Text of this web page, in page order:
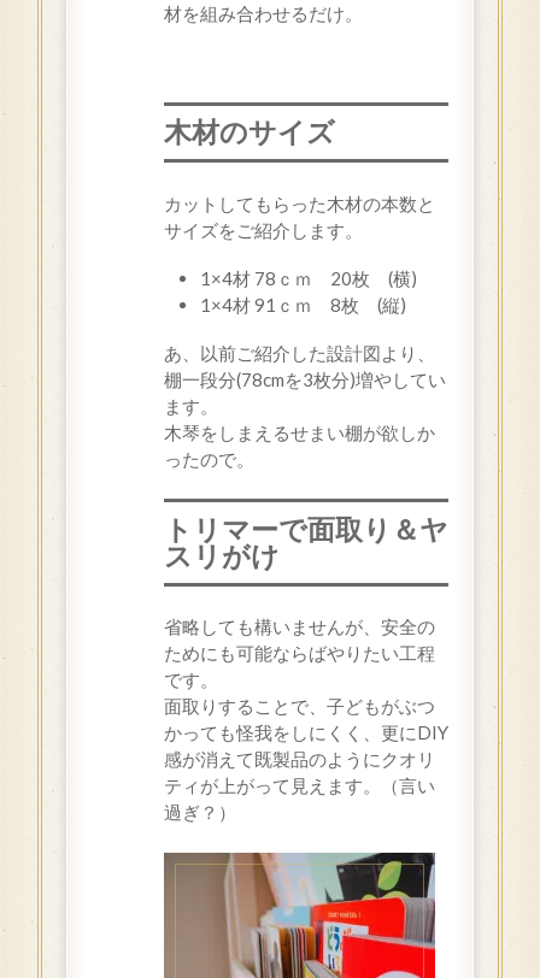
材を組み合わせるだけ。
木材のサイズ
カットしてもらった木材の本数と
サイズをご紹介します。
1×4材 78ｃｍ 20枚 (横)
1×4材 91ｃｍ 8枚 (縦)
あ、以前ご紹介した設計図より、
棚一段分(78cmを3枚分)増やしてい
ます。
木琴をしまえるせまい棚が欲しか
ったので。
トリマーで面取り＆ヤ
スリがけ
省略しても構いませんが、安全の
ためにも可能ならばやりたい工程
です。
面取りすることで、子どもがぶつ
かっても怪我をしにくく、更にDIY
感が消えて既製品のようにクオリ
ティが上がって見えます。（言い
過ぎ？）